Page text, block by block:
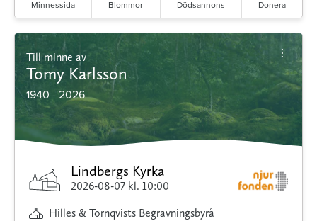
Minnessida Blommor Dödsannons Donera
Till minne av
Tomy Karlsson
1940 - 2026
Lindbergs Kyrka
2026-08-07 kl. 10:00
Hilles & Tornqvists Begravningsbyrå